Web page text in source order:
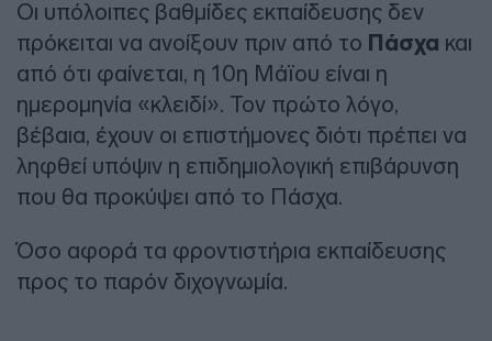
Οι υπόλοιπες βαθμίδες εκπαίδευσης δεν
πρόκειται να ανοίξουν πριν από το Πάσχα και
από ότι φαίνεται, η 10η Μάϊου είναι η
ημερομηνία «κλειδί». Τον πρώτο λόγο,
βέβαια, έχουν οι επιστήμονες διότι πρέπει να
ληφθεί υπόψιν η επιδημιολογική επιβάρυνση
που θα προκύψει από το Πάσχα.
Όσο αφορά τα φροντιστήρια εκπαίδευσης
προς το παρόν διχογνωμία.